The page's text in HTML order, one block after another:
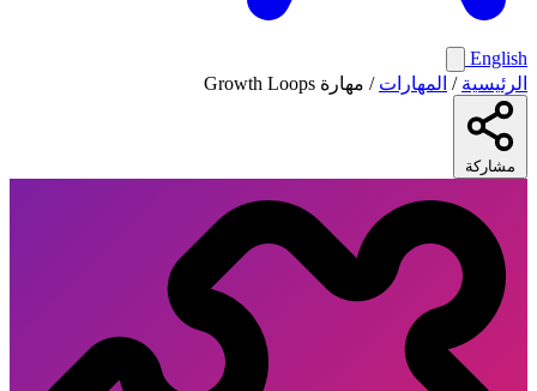
English
الرئيسية / المهارات / مهارة Growth Loops
مشاركة